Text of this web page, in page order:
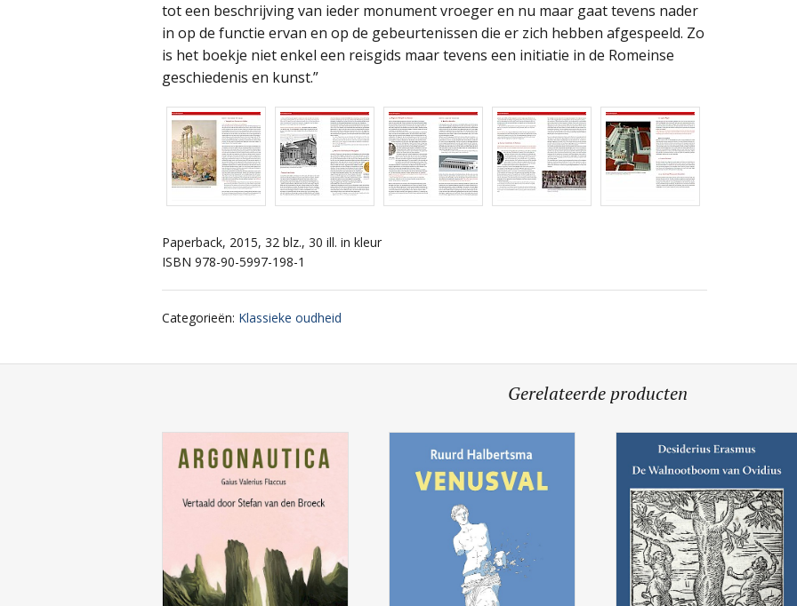
tot een beschrijving van ieder monument vroeger en nu maar gaat tevens nader
in op de functie ervan en op de gebeurtenissen die er zich hebben afgespeeld. Zo
is het boekje niet enkel een reisgids maar tevens een initiatie in de Romeinse
geschiedenis en kunst.”
Paperback, 2015, 32 blz., 30 ill. in kleur
ISBN 978-90-5997-198-1
Categorieën: Klassieke oudheid
Gerelateerde producten